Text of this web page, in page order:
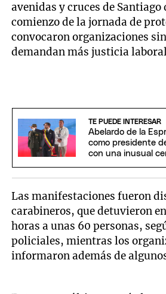
avenidas y cruces de Santiago
comienzo de la jornada de
convocaron organizaciones
demandan más justicia
TE PUEDE INTERESAR
Abelardo de la
como presidente
con una inusual
Las manifestaciones fueron
carabineros, que detuvieron
horas a unas 60 personas,
policiales, mientras los
informaron además de